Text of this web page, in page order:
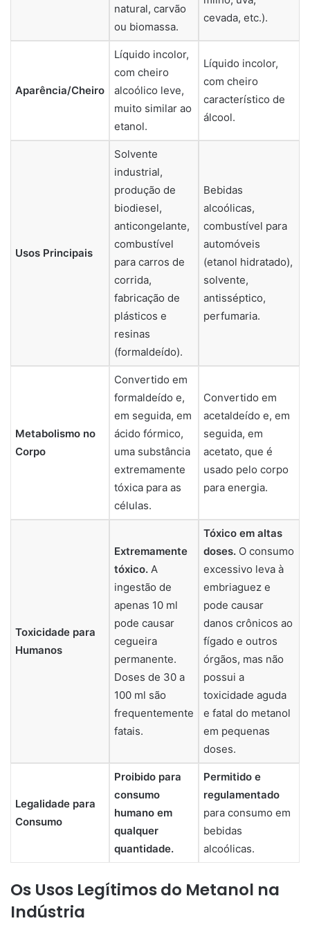
natural, carvão
ou biomassa.
cevada, etc.).
Aparência/Cheiro
Líquido incolor,
com cheiro
alcoólico leve,
muito similar ao
etanol.
Líquido incolor,
com cheiro
característico de
álcool.
Usos Principais
Solvente
industrial,
produção de
biodiesel,
anticongelante,
combustível
para carros de
corrida,
fabricação de
plásticos e
resinas
(formaldeído).
Bebidas
alcoólicas,
combustível para
automóveis
(etanol hidratado),
solvente,
antisséptico,
perfumaria.
Metabolismo no
Corpo
Convertido em
formaldeído e,
em seguida, em
ácido fórmico,
uma substância
extremamente
tóxica para as
células.
Convertido em
acetaldeído e, em
seguida, em
acetato, que é
usado pelo corpo
para energia.
Toxicidade para
Humanos
Extremamente
tóxico. A
ingestão de
apenas 10 ml
pode causar
cegueira
permanente.
Doses de 30 a
100 ml são
frequentemente
fatais.
Tóxico em altas
doses. O consumo
excessivo leva à
embriaguez e
pode causar
danos crônicos ao
fígado e outros
órgãos, mas não
possui a
toxicidade aguda
e fatal do metanol
em pequenas
doses.
Legalidade para
Consumo
Proibido para
consumo
humano em
qualquer
quantidade.
Permitido e
regulamentado
para consumo em
bebidas
alcoólicas.
Os Usos Legítimos do Metanol na
Indústria